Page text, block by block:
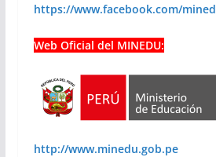
https://www.facebook.com/
Web Oficial del MINEDU:
http://www.minedu.gob.pe